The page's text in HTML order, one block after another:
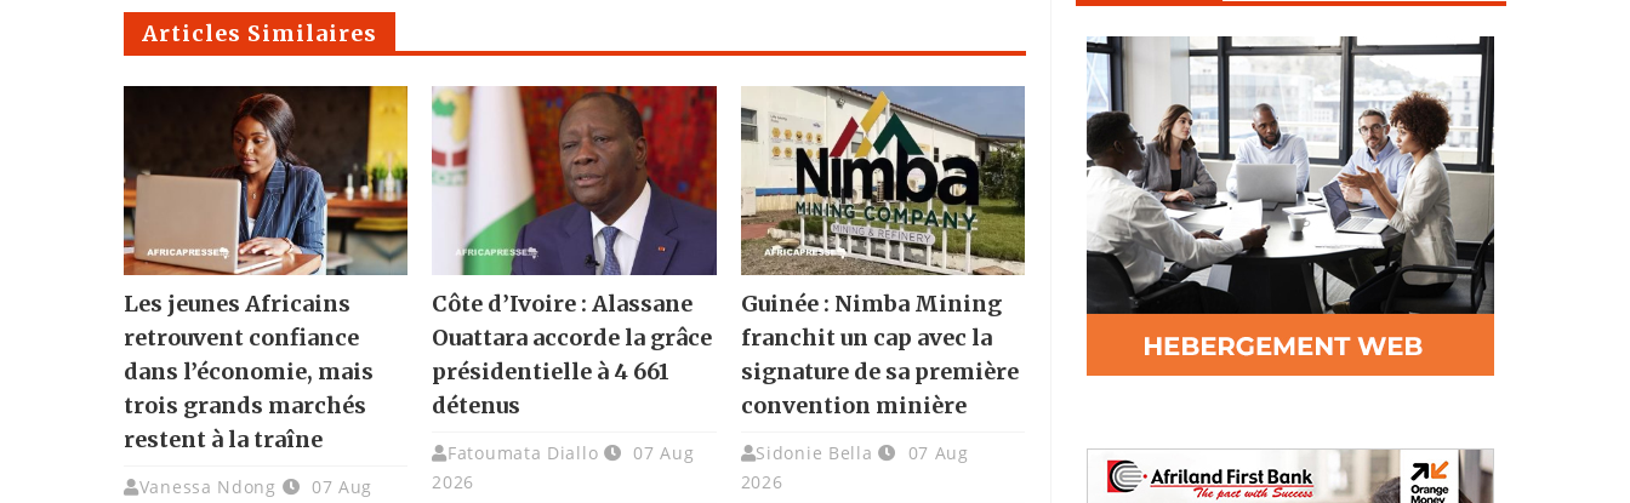
Articles Similaires
Les jeunes Africains
retrouvent confiance
dans l’économie, mais
trois grands marchés
restent à la traîne
Vanessa Ndong
07 Aug
Côte d’Ivoire : Alassane
Ouattara accorde la grâce
présidentielle à 4 661
détenus
Fatoumata Diallo
07 Aug
2026
Guinée : Nimba Mining
franchit un cap avec la
signature de sa première
convention minière
Sidonie Bella
07 Aug
2026